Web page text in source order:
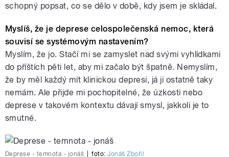
schopný popsat, co se dělo v době, kdy jsem je skládal.
Myslíš, že je deprese celospolečenská nemoc, která
souvisí se systémovým nastavením?
Myslím, že jo. Stačí mi se zamyslet nad svými vyhlídkami
do příštích pěti let, aby mi začalo být špatně. Nemyslím,
že by měl každý mít klinickou depresi, já ji ostatně taky
nemám. Ale přijde mi pochopitelné, že úzkosti nebo
deprese v takovém kontextu dávají smysl, jakkoli je to
smutné.
Deprese - temnota - jonáš foto:Jonáš Zbořil